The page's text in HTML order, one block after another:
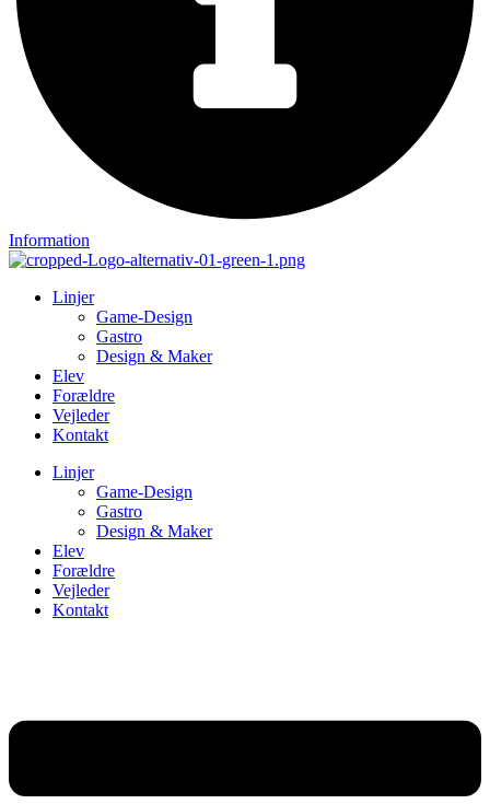
Information
Linjer
Game-Design
Gastro
Design & Maker
Elev
Forældre
Vejleder
Kontakt
Linjer
Game-Design
Gastro
Design & Maker
Elev
Forældre
Vejleder
Kontakt